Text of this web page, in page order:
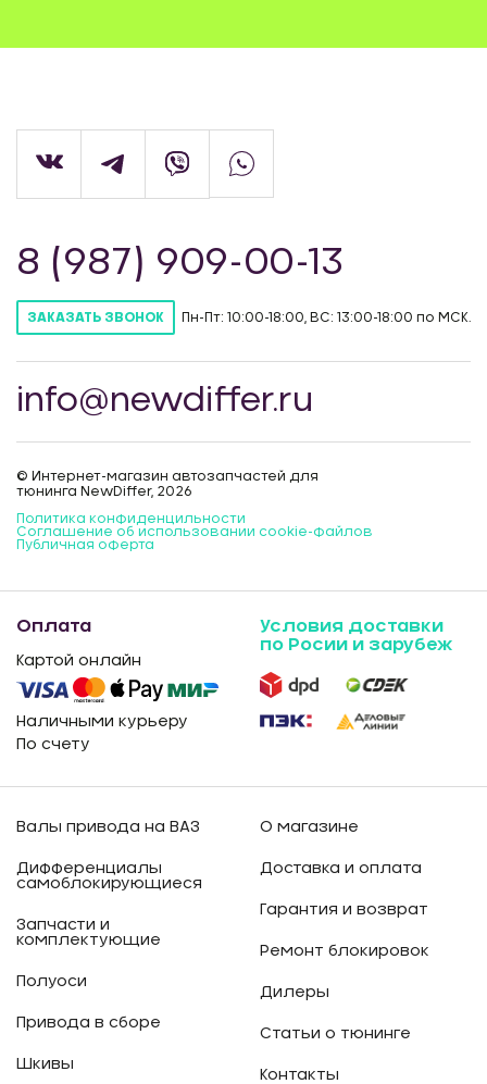
8 (987) 909-00-13
ЗАКАЗАТЬ ЗВОНОК Пн-Пт: 10:00-18:00, ВС: 13:00-18:00 по МСК.
info@newdiffer.ru
© Интернет-магазин автозапчастей для
тюнинга NewDiffer, 2026
Политика конфиденцильности
Соглашение об использовании cookie-файлов
Публичная оферта
Оплата
Картой онлайн
Наличными курьеру
По счету
Условия доставки
по Росии и зарубеж
Валы привода на ВАЗ
Дифференциалы
самоблокирующиеся
Запчасти и
комплектующие
Полуоси
Привода в сборе
Шкивы
О магазине
Доставка и оплата
Гарантия и возврат
Ремонт блокировок
Дилеры
Статьи о тюнинге
Контакты